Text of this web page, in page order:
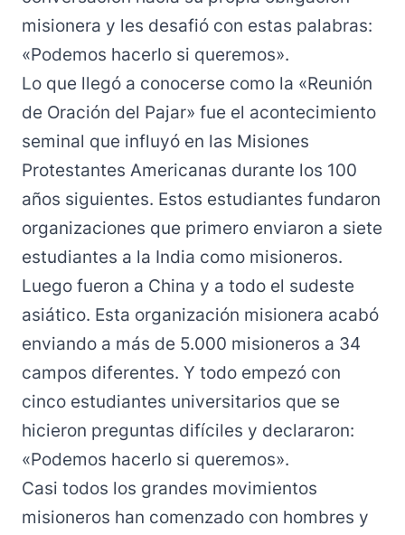
misionera y les desafió con estas palabras:
«Podemos hacerlo si queremos».
Lo que llegó a conocerse como la «Reunión
de Oración del Pajar» fue el acontecimiento
seminal que influyó en las Misiones
Protestantes Americanas durante los 100
años siguientes. Estos estudiantes fundaron
organizaciones que primero enviaron a siete
estudiantes a la India como misioneros.
Luego fueron a China y a todo el sudeste
asiático. Esta organización misionera acabó
enviando a más de 5.000 misioneros a 34
campos diferentes. Y todo empezó con
cinco estudiantes universitarios que se
hicieron preguntas difíciles y declararon:
«Podemos hacerlo si queremos».
Casi todos los grandes movimientos
misioneros han comenzado con hombres y